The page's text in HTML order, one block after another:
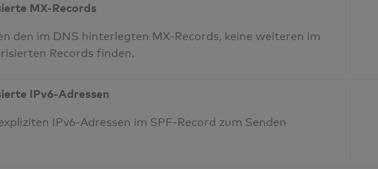
MX-Records
den im DNS hinterlegten MX-Records, keine weiteren im
Records finden.
IPv6-Adressen
IPv6-Adressen im SPF-Record zum Senden